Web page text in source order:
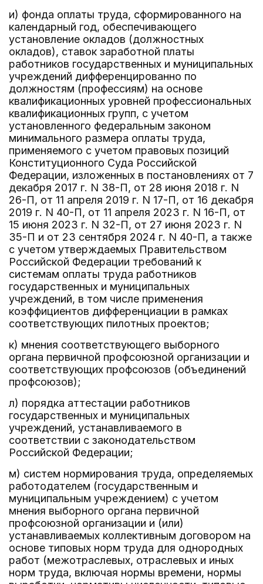
и) фонда оплаты труда, сформированного на
календарный год, обеспечивающего
установление окладов (должностных
окладов), ставок заработной платы
работников государственных и муниципальных
учреждений дифференцированно по
должностям (профессиям) на основе
квалификационных уровней профессиональных
квалификационных групп, с учетом
установленного федеральным законом
минимального размера оплаты труда,
применяемого с учетом правовых позиций
Конституционного Суда Российской
Федерации, изложенных в постановлениях от 7
декабря 2017 г. N 38-П, от 28 июня 2018 г. N
26-П, от 11 апреля 2019 г. N 17-П, от 16 декабря
2019 г. N 40-П, от 11 апреля 2023 г. N 16-П, от
15 июня 2023 г. N 32-П, от 27 июня 2023 г. N
35-П и от 23 сентября 2024 г. N 40-П, а также
с учетом утверждаемых Правительством
Российской Федерации требований к
системам оплаты труда работников
государственных и муниципальных
учреждений, в том числе применения
коэффициентов дифференциации в рамках
соответствующих пилотных проектов;
к) мнения соответствующего выборного
органа первичной профсоюзной организации и
соответствующих профсоюзов (объединений
профсоюзов);
л) порядка аттестации работников
государственных и муниципальных
учреждений, устанавливаемого в
соответствии с законодательством
Российской Федерации;
м) систем нормирования труда, определяемых
работодателем (государственным и
муниципальным учреждением) с учетом
мнения выборного органа первичной
профсоюзной организации и (или)
устанавливаемых коллективным договором на
основе типовых норм труда для однородных
работ (межотраслевых, отраслевых и иных
норм труда, включая нормы времени, нормы